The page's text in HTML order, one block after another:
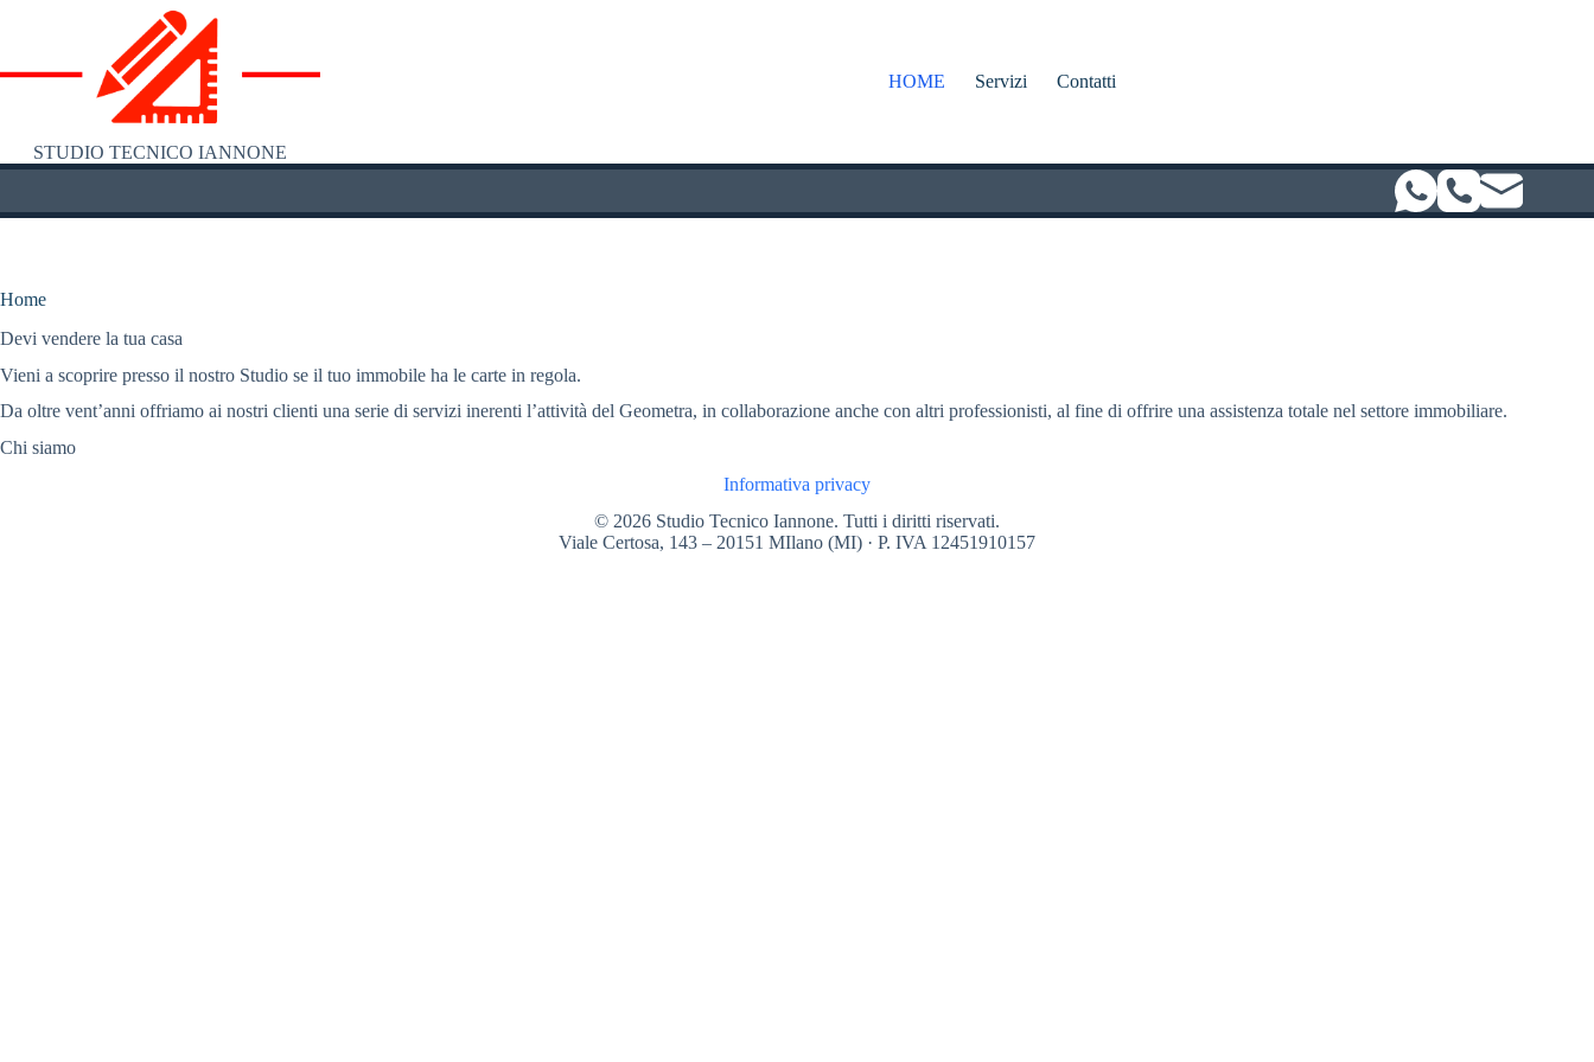
STUDIO TECNICO IANNONE
HOME Servizi Contatti
Home
Devi vendere la tua casa
Vieni a scoprire presso il nostro Studio se il tuo immobile ha le carte in regola.
Da oltre vent’anni offriamo ai nostri clienti una serie di servizi inerenti l’attività del Geometra, in collaborazione anche con altri professionisti, al fine di offrire una assistenza totale nel settore immobiliare.
Chi siamo
Informativa privacy
© 2026 Studio Tecnico Iannone. Tutti i diritti riservati.
Viale Certosa, 143 – 20151 MIlano (MI) · P. IVA 12451910157